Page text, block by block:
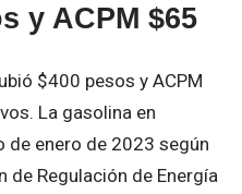
y ACPM $65
$400 pesos y ACPM
La gasolina en
de enero de 2023 según
de Regulación de Energía